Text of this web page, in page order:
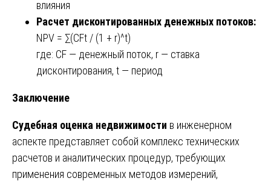
влияния
Расчет дисконтированных денежных потоков:
NPV = ∑(CFt / (1 + r)^t)
где: CF — денежный поток, r — ставка
дисконтирования, t — период
Заключение
Судебная оценка недвижимости в инженерном
аспекте представляет собой комплекс технических
расчетов и аналитических процедур, требующих
применения современных методов измерений,